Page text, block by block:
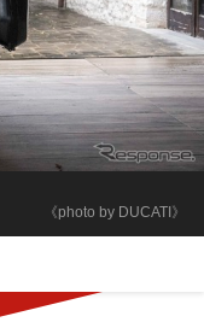
《photo by DUCATI》